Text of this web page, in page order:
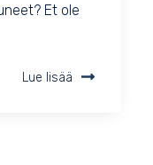
Et ole
Lue lisää